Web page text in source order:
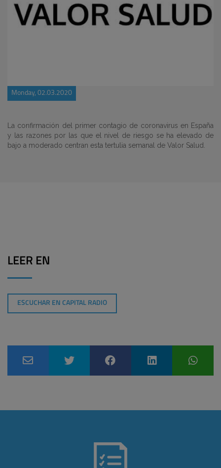
Monday, 02.03.2020
La confirmación del primer contagio de coronavirus en España
y las razones por las que el nivel de riesgo se ha elevado de
bajo a moderado centran esta tertulia semanal de Valor Salud.
LEER EN
ESCUCHAR EN CAPITAL RADIO